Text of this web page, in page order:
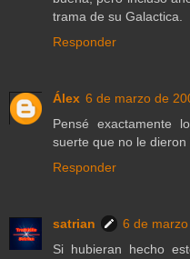
trama de su Galactica.
Responder
Álex 6 de marzo de
Pensé exactamente
suerte que no le dieron
Responder
satrian
6 de
Si hubieran hecho